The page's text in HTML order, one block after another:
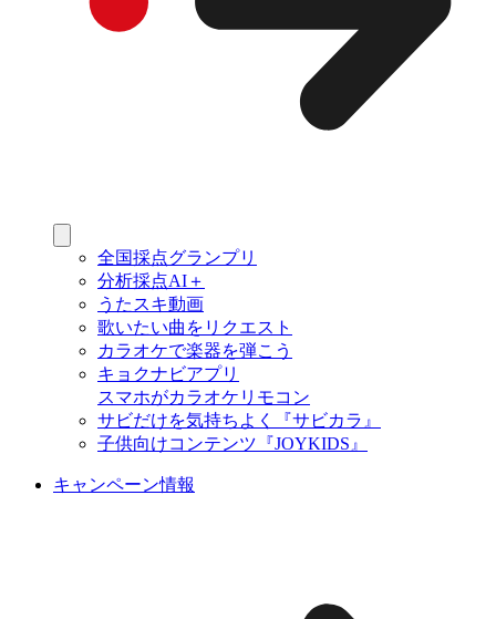
全国採点グランプリ
分析採点AI＋
うたスキ動画
歌いたい曲をリクエスト
カラオケで楽器を弾こう
キョクナビアプリ
スマホがカラオケリモコン
サビだけを気持ちよく『サビカラ』
子供向けコンテンツ『JOYKIDS』
キャンペーン情報